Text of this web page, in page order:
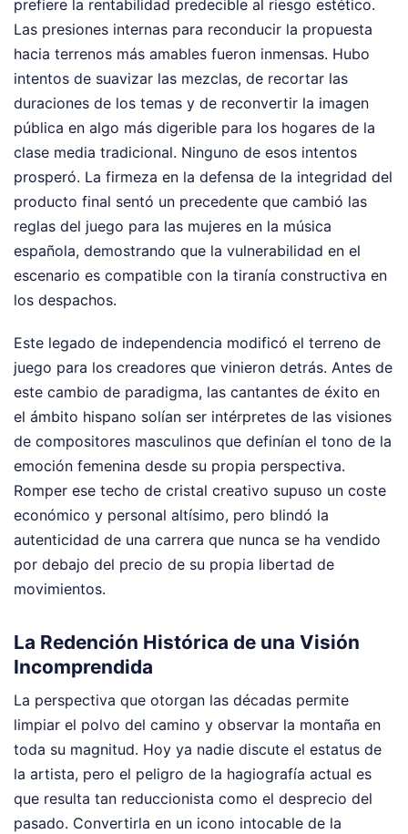
prefiere la rentabilidad predecible al riesgo estético.
Las presiones internas para reconducir la propuesta
hacia terrenos más amables fueron inmensas. Hubo
intentos de suavizar las mezclas, de recortar las
duraciones de los temas y de reconvertir la imagen
pública en algo más digerible para los hogares de la
clase media tradicional. Ninguno de esos intentos
prosperó. La firmeza en la defensa de la integridad del
producto final sentó un precedente que cambió las
reglas del juego para las mujeres en la música
española, demostrando que la vulnerabilidad en el
escenario es compatible con la tiranía constructiva en
los despachos.
Este legado de independencia modificó el terreno de
juego para los creadores que vinieron detrás. Antes de
este cambio de paradigma, las cantantes de éxito en
el ámbito hispano solían ser intérpretes de las visiones
de compositores masculinos que definían el tono de la
emoción femenina desde su propia perspectiva.
Romper ese techo de cristal creativo supuso un coste
económico y personal altísimo, pero blindó la
autenticidad de una carrera que nunca se ha vendido
por debajo del precio de su propia libertad de
movimientos.
La Redención Histórica de una Visión
Incomprendida
La perspectiva que otorgan las décadas permite
limpiar el polvo del camino y observar la montaña en
toda su magnitud. Hoy ya nadie discute el estatus de
la artista, pero el peligro de la hagiografía actual es
que resulta tan reduccionista como el desprecio del
pasado. Convertirla en un icono intocable de la